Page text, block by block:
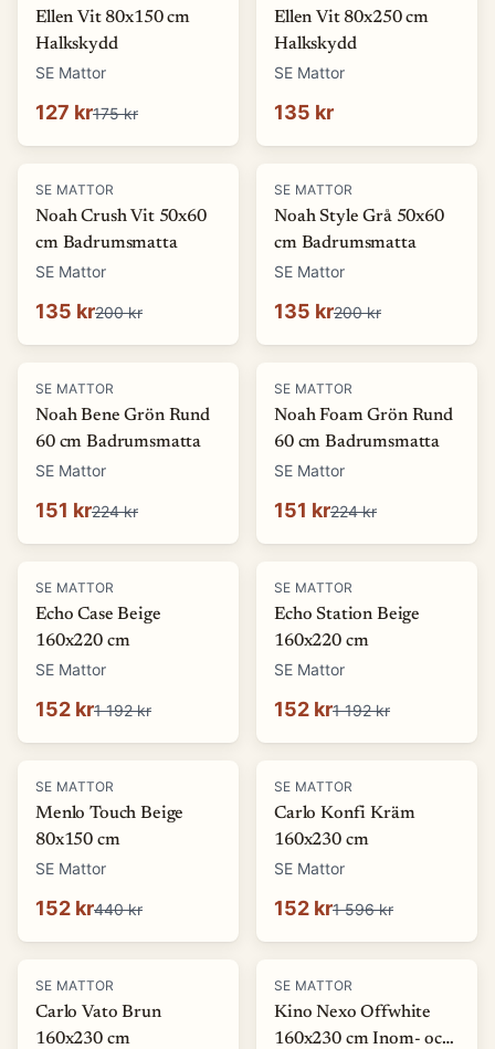
Ellen Vit 80x150 cm
Halkskydd
SE Mattor
127 kr175 kr
Ellen Vit 80x250 cm
Halkskydd
SE Mattor
135 kr
-32%
SE MATTOR
Noah Crush Vit 50x60
cm Badrumsmatta
SE Mattor
135 kr200 kr
-32%
SE MATTOR
Noah Style Grå 50x60
cm Badrumsmatta
SE Mattor
135 kr200 kr
-33%
SE MATTOR
Noah Bene Grön Rund
60 cm Badrumsmatta
SE Mattor
151 kr224 kr
-33%
SE MATTOR
Noah Foam Grön Rund
60 cm Badrumsmatta
SE Mattor
151 kr224 kr
-87%
SE MATTOR
Echo Case Beige
160x220 cm
SE Mattor
152 kr1 192 kr
-87%
SE MATTOR
Echo Station Beige
160x220 cm
SE Mattor
152 kr1 192 kr
-65%
SE MATTOR
Menlo Touch Beige
80x150 cm
SE Mattor
152 kr440 kr
-90%
SE MATTOR
Carlo Konfi Kräm
160x230 cm
SE Mattor
152 kr1 596 kr
-90%
SE MATTOR
Carlo Vato Brun
160x230 cm
-76%
SE MATTOR
Kino Nexo Offwhite
160x230 cm Inom- och